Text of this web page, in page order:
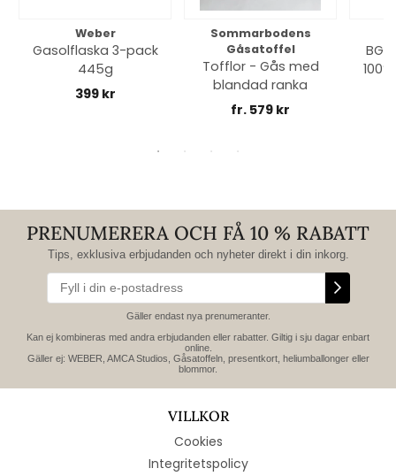
Weber
Gasolflaska 3-pack
445g
399 kr
Sommarbodens
Gåsatoffel
Tofflor - Gås med
blandad ranka
fr. 579 kr
PRENUMERERA OCH FÅ 10 % RABATT
Tips, exklusiva erbjudanden och nyheter direkt i din inkorg.
Gäller endast nya prenumeranter.
Kan ej kombineras med andra erbjudanden eller rabatter. Giltig i sju dagar enbart
online.
Gäller ej: WEBER, AMCA Studios, Gåsatoffeln, presentkort, heliumballonger eller
blommor.
VILLKOR
Cookies
Integritetspolicy